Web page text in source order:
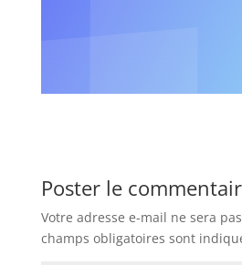
Poster le
Votre adresse e-mail ne sera
champs obligatoires sont